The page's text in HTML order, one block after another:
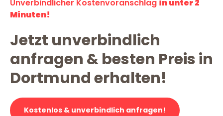
Unverbindlicher Kostenvoranschlag in unter 2
Minuten!
Jetzt unverbindlich
anfragen & besten Preis in
Dortmund erhalten!
Kostenlos & unverbindlich anfragen!